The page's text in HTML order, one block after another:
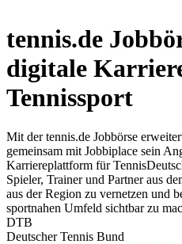
tennis.de
digitale
Tennissport
Mit der tennis.de Jobbörse
gemeinsam mit Jobbiplace sein
Karriereplattform für
Spieler, Trainer und Partner aus
aus der Region zu vernetzen und
sportnahen Umfeld sichtbar zu
DTB
Deutscher Tennis Bund